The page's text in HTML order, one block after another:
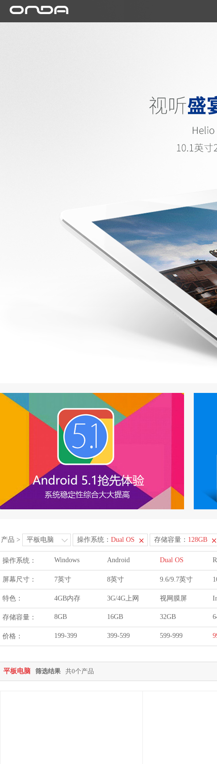
产品 > 平板电脑 操作系统： Dual OS 存储容量： 128GB
操作系统： Windows Android Dual OS
屏幕尺寸： 7英寸 8英寸 9.6/9.7英寸
特色： 4GB内存 3G/4G上网 视网膜屏
存储容量： 8GB 16GB 32GB
价格： 199-399 399-599 599-999
平板电脑 筛选结果 共0个产品